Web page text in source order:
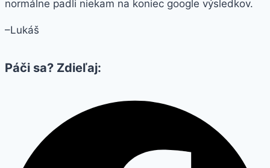
normálne padli niekam na koniec google výsledkov.
–Lukáš
Páči sa? Zdieľaj: